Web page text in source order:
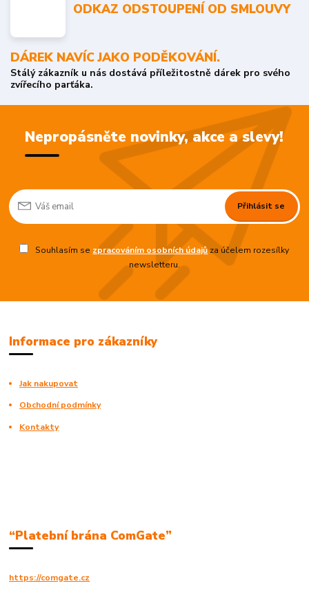
ODKAZ ODSTOUPENÍ OD SMLOUVY
DÁREK NAVÍC JAKO PODĚKOVÁNÍ.
Stálý zákazník u nás dostává příležitostně dárek pro svého
zvířecího parťáka.
Nepropásněte novinky, akce a slevy!
Přihlásit se
Souhlasím se zpracováním osobních údajůza účelem rozesílky
newsletteru.
Informace pro zákazníky
Jak nakupovat
Obchodní podmínky
Kontakty
“Platební brána ComGate”
https://comgate.cz